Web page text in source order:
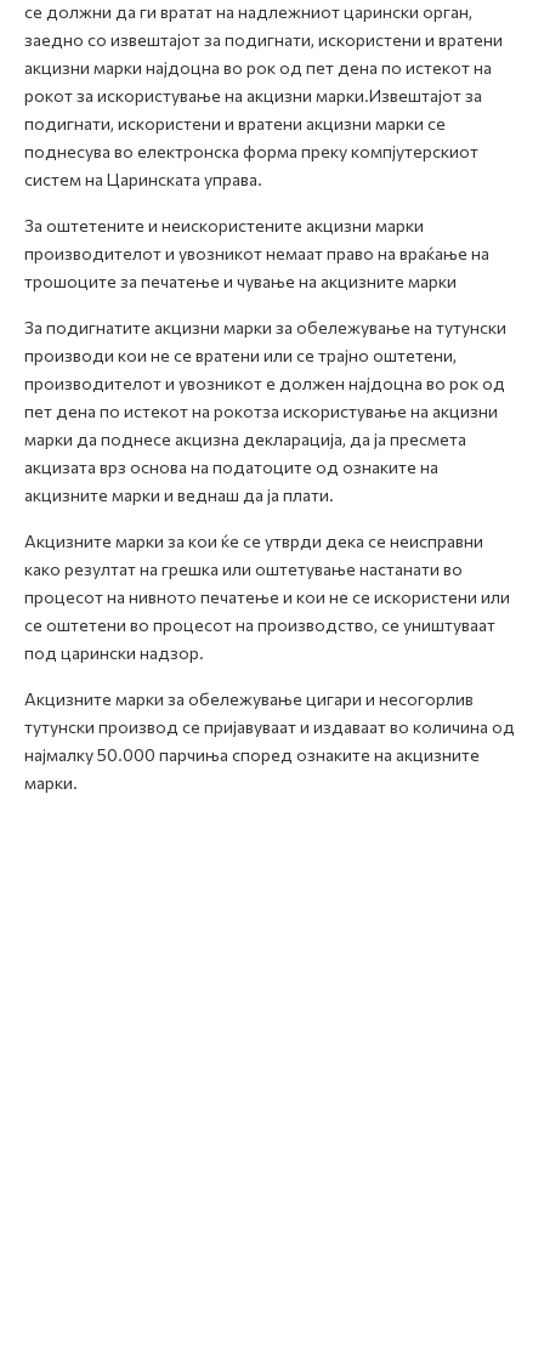
се должни да ги вратат на надлежниот царински орган,
заедно со извештајот за подигнати, искористени и вратени
акцизни марки најдоцна во рок од пет дена по истекот на
рокот за искористување на акцизни марки.Извештајот за
подигнати, искористени и вратени акцизни марки се
поднесува во електронска форма преку компјутерскиот
систем на Царинската управа.
За оштетените и неискористените акцизни марки
производителот и увозникот немаат право на враќање на
трошоците за печатење и чување на акцизните марки
За подигнатите акцизни марки за обележување на тутунски
производи кои не се вратени или се трајно оштетени,
производителот и увозникот е должен најдоцна во рок од
пет дена по истекот на рокотза искористување на акцизни
марки да поднесе акцизна декларација, да ја пресмета
акцизата врз основа на податоците од ознаките на
акцизните марки и веднаш да ја плати.
Акцизните марки за кои ќе се утврди дека се неисправни
како резултат на грешка или оштетување настанати во
процесот на нивното печатење и кои не се искористени или
се оштетени во процесот на производство, се уништуваат
под царински надзор.
Акцизните марки за обележување цигари и несогорлив
тутунски производ се пријавуваат и издаваат во количина од
најмалку 50.000 парчиња според ознаките на акцизните
марки.